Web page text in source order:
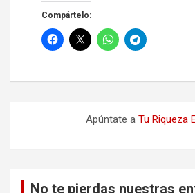
Compártelo:
Apúntate a Tu Riqueza
No te pierdas nuestras